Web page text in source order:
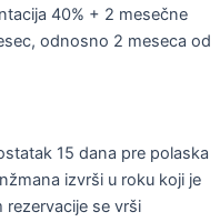
40% + 2 mesečne
odnosno 2 meseca od
15 dana pre polaska
izvrši u roku koji je
rezervacije se vrši